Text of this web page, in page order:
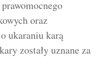
oraz
ukaraniu karą
zostały uznane za